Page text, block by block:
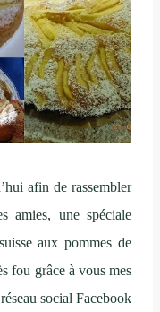
afin de rassembler
amies, une spéciale
aux pommes de
fou grâce à vous mes
social Facebook